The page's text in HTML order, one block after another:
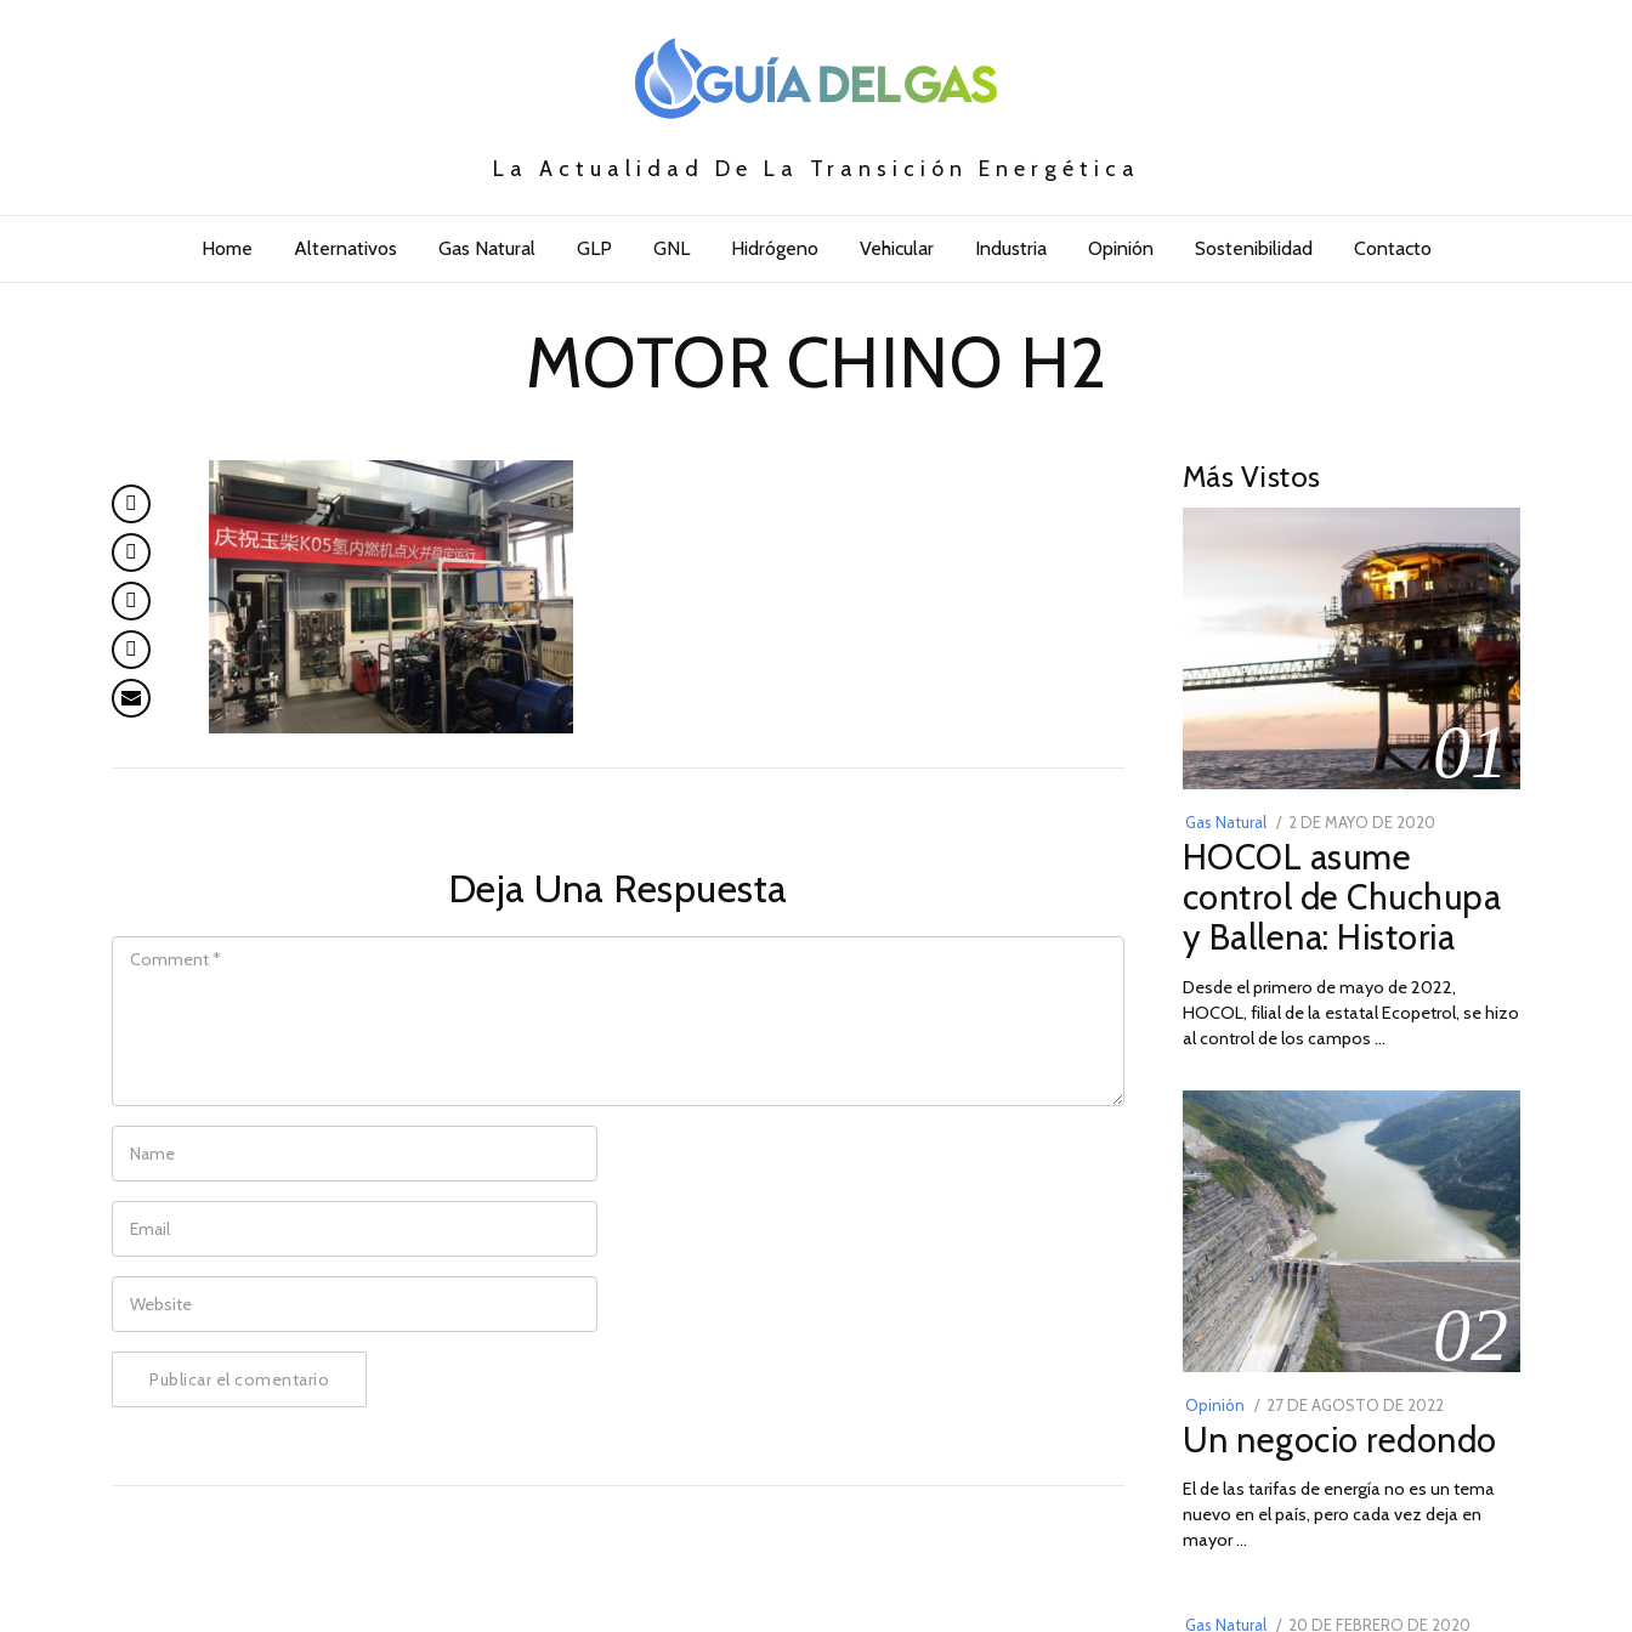
La Actualidad De La Transición Energética
Home Alternativos Gas Natural GLP GNL Hidrógeno Vehicular Industria Opinión Sostenibilidad Contacto
MOTOR CHINO H2
Deja Una Respuesta
Más Vistos
01
Gas Natural
POSTED
ON
2 DE MAYO DE 2020
DE
2026
HOCOL asume
control de Chuchupa
y Ballena: Historia
Desde el primero de mayo de 2022,
HOCOL, filial de la estatal Ecopetrol, se hizo
al control de los campos …
02
Opinión
POSTED
ON
27 DE AGOSTO DE 2022
DE
DE
2022
Un negocio redondo
El de las tarifas de energía no es un tema
nuevo en el país, pero cada vez deja en
mayor …
Gas Natural
POSTED
20 DE FEBRERO DE 2020